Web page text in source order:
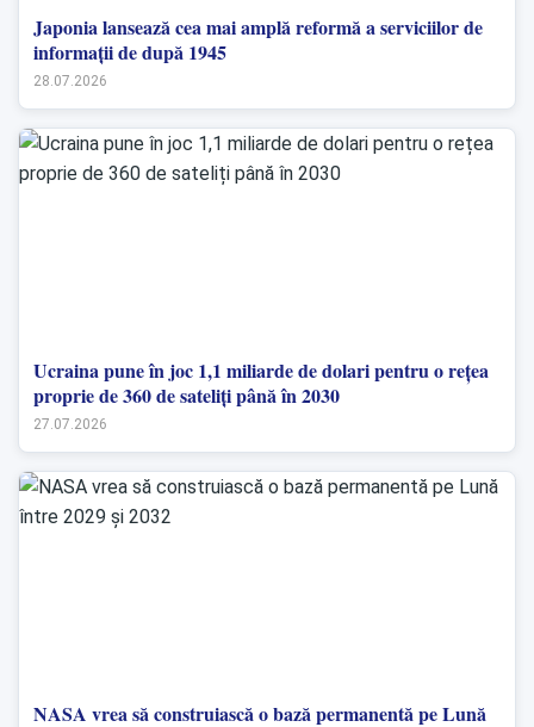
Japonia lansează cea mai amplă reformă a serviciilor de
informații de după 1945
28.07.2026
Ucraina pune în joc 1,1 miliarde de dolari pentru o rețea
proprie de 360 de sateliți până în 2030
27.07.2026
NASA vrea să construiască o bază permanentă pe Lună